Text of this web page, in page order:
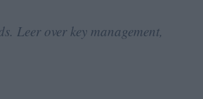
Leer over key management,